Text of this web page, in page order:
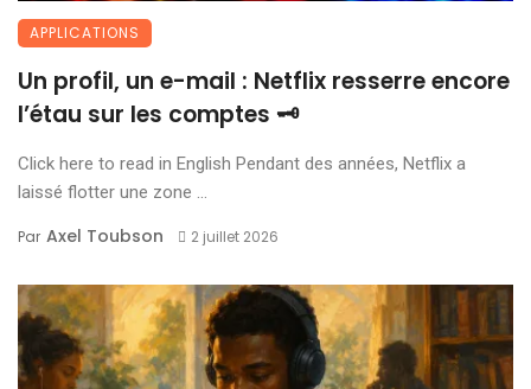
APPLICATIONS
Un profil, un e-mail : Netflix resserre encore
l’étau sur les comptes 🗝️
Click here to read in English Pendant des années, Netflix a
laissé flotter une zone ...
Par Axel Toubson 2 juillet 2026